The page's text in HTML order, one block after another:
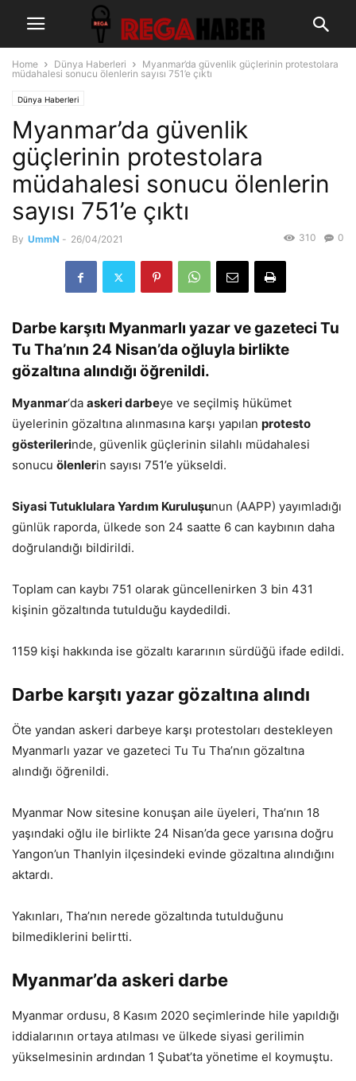
Home Dünya Haberleri
Myanmar’da güvenlik güçlerinin protestolara
müdahalesi sonucu ölenlerin sayısı 751’e çıktı
Dünya Haberleri
Myanmar’da güvenlik
güçlerinin protestolara
müdahalesi sonucu ölenlerin
sayısı 751’e çıktı
By UmmN - 26/04/2021 0
310
Darbe karşıtı Myanmarlı yazar ve gazeteci Tu
Tu Tha’nın 24 Nisan’da oğluyla birlikte
gözaltına alındığı öğrenildi.
Myanmar‘da askeri darbeye ve seçilmiş hükümet
üyelerinin gözaltına alınmasına karşı yapılan protesto
gösterilerinde, güvenlik güçlerinin silahlı müdahalesi
sonucu ölenlerin sayısı 751’e yükseldi.
Siyasi Tutuklulara Yardım Kuruluşunun (AAPP) yayımladığı
günlük raporda, ülkede son 24 saatte 6 can kaybının daha
doğrulandığı bildirildi.
Toplam can kaybı 751 olarak güncellenirken 3 bin 431
kişinin gözaltında tutulduğu kaydedildi.
1159 kişi hakkında ise gözaltı kararının sürdüğü ifade edildi.
Darbe karşıtı yazar gözaltına alındı
Öte yandan askeri darbeye karşı protestoları destekleyen
Myanmarlı yazar ve gazeteci Tu Tu Tha’nın gözaltına
alındığı öğrenildi.
Myanmar Now sitesine konuşan aile üyeleri, Tha’nın 18
yaşındaki oğlu ile birlikte 24 Nisan’da gece yarısına doğru
Yangon’un Thanlyin ilçesindeki evinde gözaltına alındığını
aktardı.
Yakınları, Tha’nın nerede gözaltında tutulduğunu
bilmediklerini belirtti.
Myanmar’da askeri darbe
Myanmar ordusu, 8 Kasım 2020 seçimlerinde hile yapıldığı
iddialarının ortaya atılması ve ülkede siyasi gerilimin
yükselmesinin ardından 1 Şubat’ta yönetime el koymuştu.